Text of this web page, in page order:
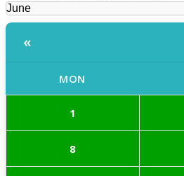
«
MON
1
8